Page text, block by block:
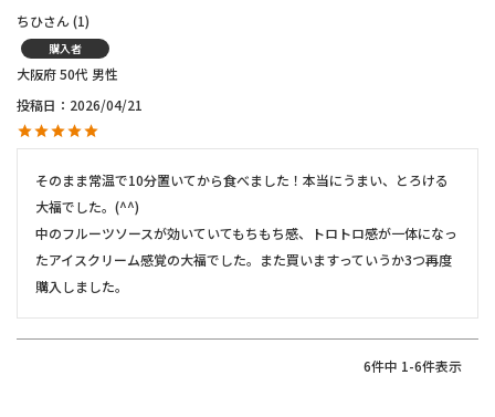
ちひ 1
購入者
大阪府50代 男性
投稿日
2026/04/21
そのまま常温で10分置いてから食べました！本当にうまい、とろける
大福でした。(^^)
中のフルーツソースが効いていてもちもち感、トロトロ感が一体になっ
たアイスクリーム感覚の大福でした。また買いますっていうか3つ再度
購入しました。
6件中 1-6件表示